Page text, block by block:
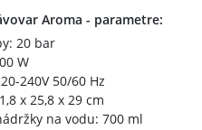
Aroma - parametre:
20 bar
W
240V 50/60 Hz
x 25,8 x 29 cm
na vodu: 700 ml